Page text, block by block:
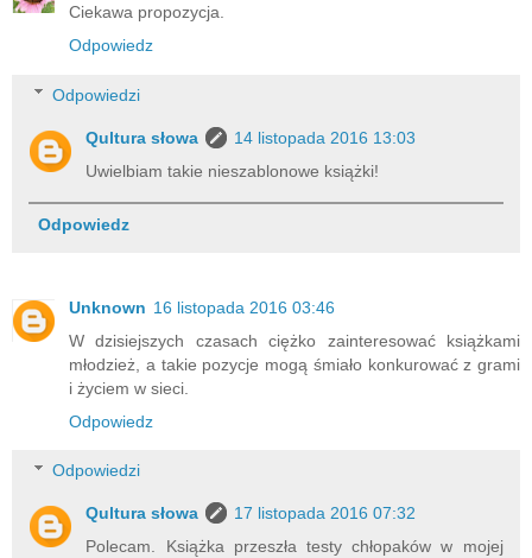
Ciekawa propozycja.
Odpowiedz
Odpowiedzi
Qultura słowa
14 listopada 2016 13:03
Uwielbiam takie nieszablonowe książki!
Odpowiedz
Unknown 16 listopada 2016 03:46
W dzisiejszych czasach ciężko zainteresować książkami
młodzież, a takie pozycje mogą śmiało konkurować z grami
i życiem w sieci.
Odpowiedz
Odpowiedzi
Qultura słowa
17 listopada 2016 07:32
Polecam. Książka przeszła testy chłopaków w mojej